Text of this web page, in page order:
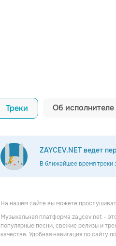
Треки Об исполнителе
ZAYCEV.NET ведет
В ближайшее время треки
Daemonia Nymphe
На нашем сайте вы можете
Музыкальная платформа zaycev.net -
популярные песни, свежие релизы и
качестве. Удобная навигация по сайту